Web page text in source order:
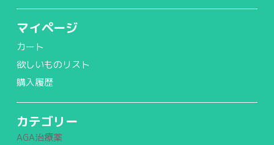
マイページ
カート
欲しいものリスト
購入履歴
カテゴリー
AGA治療薬